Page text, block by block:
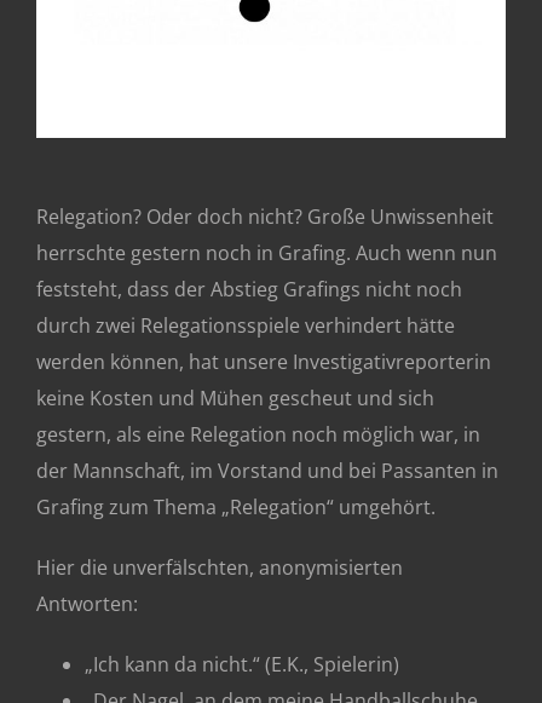
Relegation? Oder doch nicht? Große Unwissenheit
herrschte gestern noch in Grafing. Auch wenn nun
feststeht, dass der Abstieg Grafings nicht noch
durch zwei Relegationsspiele verhindert hätte
werden können, hat unsere Investigativreporterin
keine Kosten und Mühen gescheut und sich
gestern, als eine Relegation noch möglich war, in
der Mannschaft, im Vorstand und bei Passanten in
Grafing zum Thema „Relegation“ umgehört.
Hier die unverfälschten, anonymisierten
Antworten:
„Ich kann da nicht.“ (E.K., Spielerin)